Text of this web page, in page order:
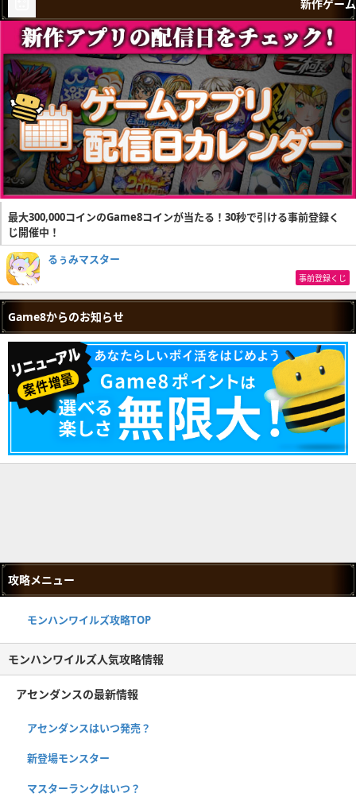
新作ゲーム
最大300,000コインのGame8コインが当たる！30秒で引ける事前登録く
じ開催中！
るぅみマスター
事前登録くじ
Game8からのお知らせ
攻略メニュー
モンハンワイルズ攻略TOP
モンハンワイルズ人気攻略情報
アセンダンスの最新情報
アセンダンスはいつ発売？
新登場モンスター
マスターランクはいつ？